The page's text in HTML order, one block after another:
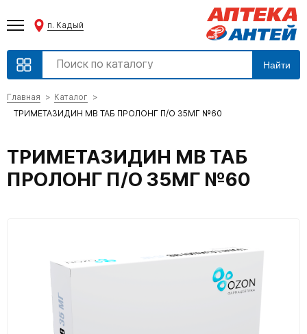
п. Кадый
Найти
Главная
Каталог
ТРИМЕТАЗИДИН МВ ТАБ ПРОЛОНГ П/О 35МГ №60
ТРИМЕТАЗИДИН МВ ТАБ
ПРОЛОНГ П/О 35МГ №60